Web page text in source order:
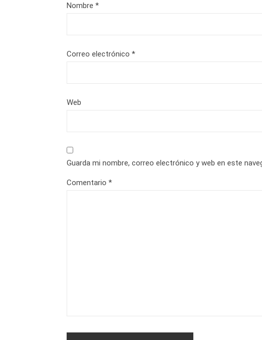
Nombre *
Correo electrónico *
Web
Guarda mi nombre, correo electrónico y web en este
Comentario *